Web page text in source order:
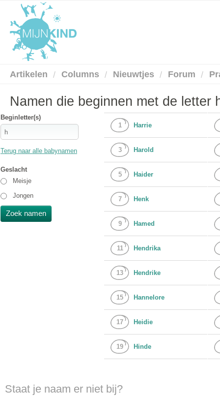
Artikelen Columns Nieuwtjes Forum
Namen die beginnen met de letter
Beginletter(s)
Terug naar alle babynamen
Geslacht
Meisje
Jongen
1 Harrie
3 Harold
5 Haider
7 Henk
9 Hamed
11 Hendrika
13 Hendrike
15 Hannelore
17 Heidie
19 Hinde
Staat je naam er niet bij?